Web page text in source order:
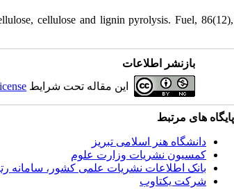
cellulose and lignin pyrolysis. Fuel, 86(12),
بازنشر اطلاعات
این مقاله تحت شرایط
پایگاه های مرتبط
دانشگاه هنر اسلامی تبریز
کمسیون نشریات وزارت علوم
بانک اطلاعات نشریات علمی کشور، سامانه
شرکت یکتاوب